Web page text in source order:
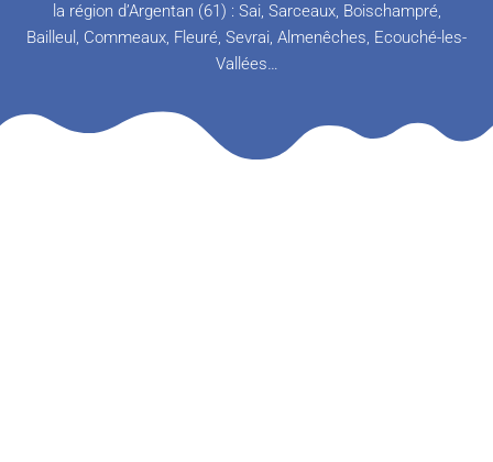
la région d’Argentan (61) : Sai, Sarceaux, Boischampré,
Bailleul, Commeaux, Fleuré, Sevrai, Almenêches, Ecouché-les-
Vallées…